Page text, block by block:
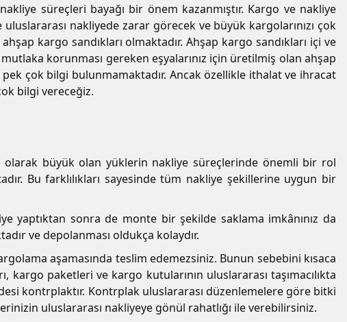
süreçleri bayağı bir önem kazanmıştır. Kargo ve nakliye
nakliyede zarar görecek ve büyük kargolarınızı çok
kargo sandıkları olmaktadır. Ahşap kargo sandıkları içi ve
korunması gereken eşyalarınız için üretilmiş olan ahşap
pek çok bilgi bulunmamaktadır. Ancak özellikle ithalat ve ihracat
bilgi vereceğiz.
olarak büyük olan yüklerin nakliye süreçlerinde önemli bir rol
Bu farklılıkları sayesinde tüm nakliye şekillerine uygun bir
yaptıktan sonra de monte bir şekilde saklama imkânınız da
ve depolanması oldukça kolaydır.
aşamasında teslim edemezsiniz. Bunun sebebini kısaca
kargo paketleri ve kargo kutularının uluslararası taşımacılıkta
kontrplaktır. Kontrplak uluslararası düzenlemelere göre bitki
uluslararası nakliyeye gönül rahatlığı ile verebilirsiniz.